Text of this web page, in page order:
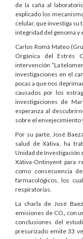
de la caña al
explicado los
celular, que investiga su
integridad del genoma y
Carlos Romá Mateo
Orgánica del Estrés
intervención “La
investigaciones en el
pocas a que nos
causados por los
investigaciones de
esperanza al
sobre el envejecimiento
Por su parte, José
salud de Xàtiva, ha
Unidad de Investigación
Xàtiva-Ontinyent para
como consecuencia
farmacológicos, los
respiratorias.
La charla de José
emisiones de CO₂ con
conclusiones del
presurizado emite 33